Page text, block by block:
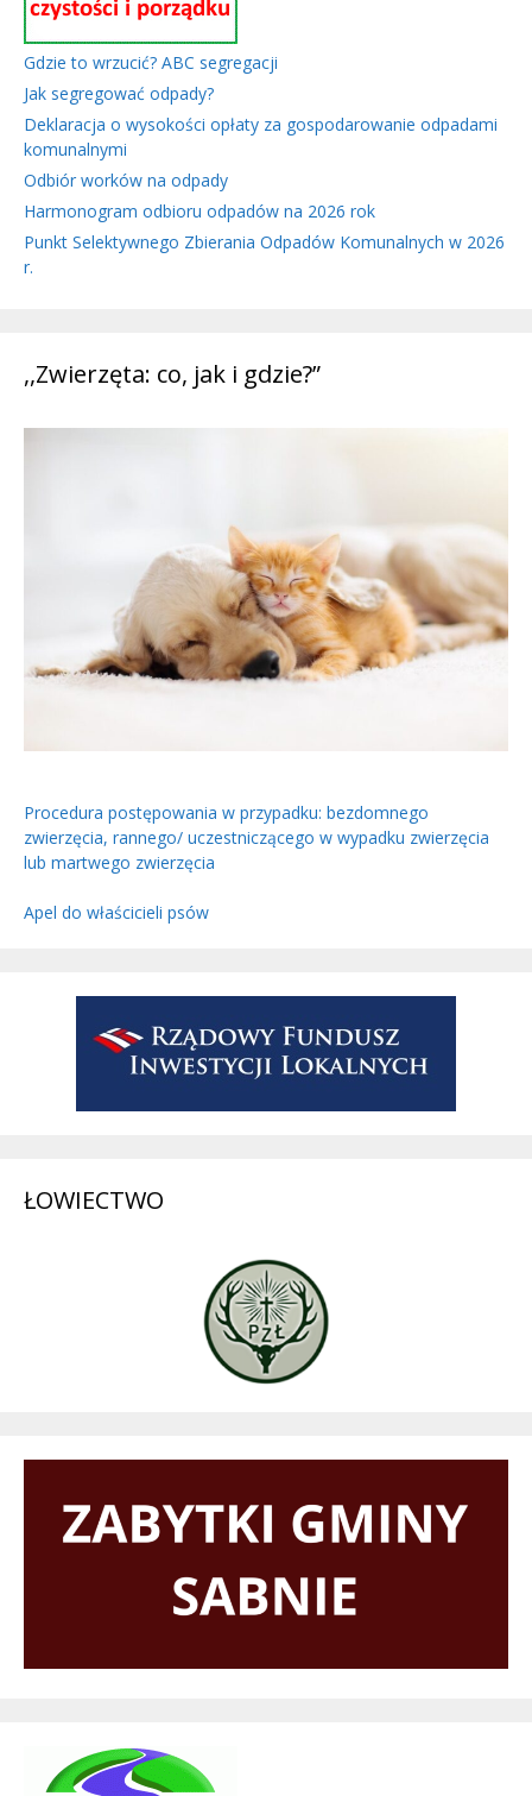
Gdzie to wrzucić? ABC segregacji
Jak segregować odpady?
Deklaracja o wysokości opłaty za gospodarowanie odpadami
komunalnymi
Odbiór worków na odpady
Harmonogram odbioru odpadów na 2026 rok
Punkt Selektywnego Zbierania Odpadów Komunalnych w 2026
r.
,,Zwierzęta: co, jak i gdzie?”
Procedura postępowania w przypadku: bezdomnego
zwierzęcia, rannego/ uczestniczącego w wypadku zwierzęcia
lub martwego zwierzęcia
Apel do właścicieli psów
ŁOWIECTWO